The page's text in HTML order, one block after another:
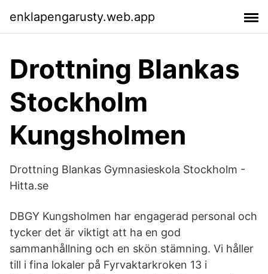
enklapengarusty.web.app
Drottning Blankas
Stockholm
Kungsholmen
Drottning Blankas Gymnasieskola Stockholm -
Hitta.se
DBGY Kungsholmen har engagerad personal och
tycker det är viktigt att ha en god
sammanhållning och en skön stämning. Vi håller
till i fina lokaler på Fyrvaktarkroken 13 i